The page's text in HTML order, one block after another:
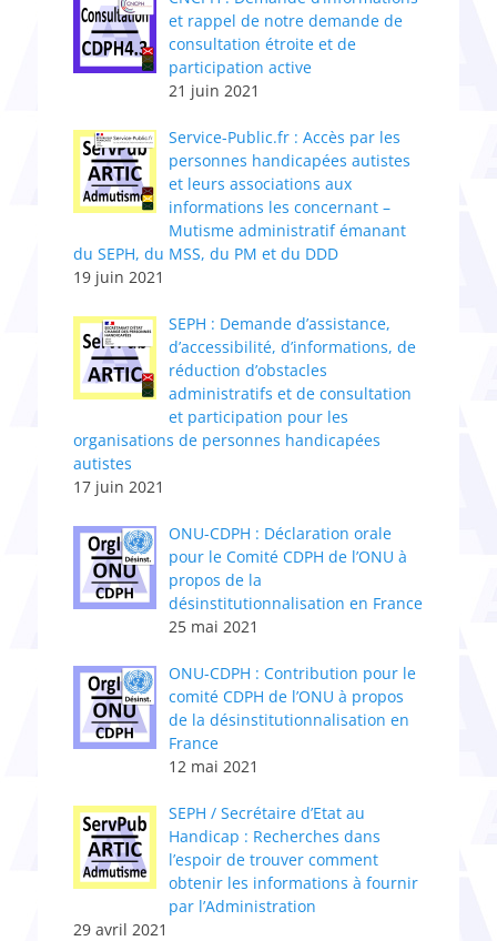
et rappel de notre demande de
consultation étroite et de
participation active
21 juin 2021
Service-Public.fr : Accès par les
personnes handicapées autistes
et leurs associations aux
informations les concernant –
Mutisme administratif émanant
du SEPH, du MSS, du PM et du DDD
19 juin 2021
SEPH : Demande d’assistance,
d’accessibilité, d’informations, de
réduction d’obstacles
administratifs et de consultation
et participation pour les
organisations de personnes handicapées
autistes
17 juin 2021
ONU-CDPH : Déclaration orale
pour le Comité CDPH de l’ONU à
propos de la
désinstitutionnalisation en France
25 mai 2021
ONU-CDPH : Contribution pour le
comité CDPH de l’ONU à propos
de la désinstitutionnalisation en
France
12 mai 2021
SEPH / Secrétaire d’Etat au
Handicap : Recherches dans
l’espoir de trouver comment
obtenir les informations à fournir
par l’Administration
29 avril 2021